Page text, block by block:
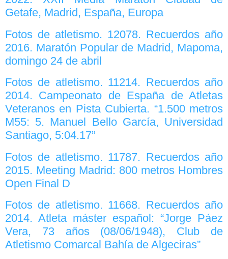
Getafe, Madrid, España, Europa
Fotos de atletismo. 12078. Recuerdos año
2016. Maratón Popular de Madrid, Mapoma,
domingo 24 de abril
Fotos de atletismo. 11214. Recuerdos año
2014. Campeonato de España de Atletas
Veteranos en Pista Cubierta. “1.500 metros
M55: 5. Manuel Bello García, Universidad
Santiago, 5:04.17”
Fotos de atletismo. 11787. Recuerdos año
2015. Meeting Madrid: 800 metros Hombres
Open Final D
Fotos de atletismo. 11668. Recuerdos año
2014. Atleta máster español: “Jorge Páez
Vera, 73 años (08/06/1948), Club de
Atletismo Comarcal Bahía de Algeciras”